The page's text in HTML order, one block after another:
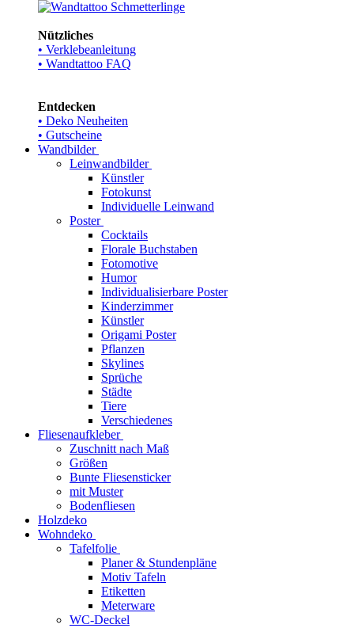
Nützliches
• Verklebeanleitung
• Wandtattoo FAQ
Entdecken
• Deko Neuheiten
• Gutscheine
Wandbilder
Leinwandbilder
Künstler
Fotokunst
Individuelle Leinwand
Poster
Cocktails
Florale Buchstaben
Fotomotive
Humor
Individualisierbare Poster
Kinderzimmer
Künstler
Origami Poster
Pflanzen
Skylines
Sprüche
Städte
Tiere
Verschiedenes
Fliesenaufkleber
Zuschnitt nach Maß
Größen
Bunte Fliesensticker
mit Muster
Bodenfliesen
Holzdeko
Wohndeko
Tafelfolie
Planer & Stundenpläne
Motiv Tafeln
Etiketten
Meterware
WC-Deckel